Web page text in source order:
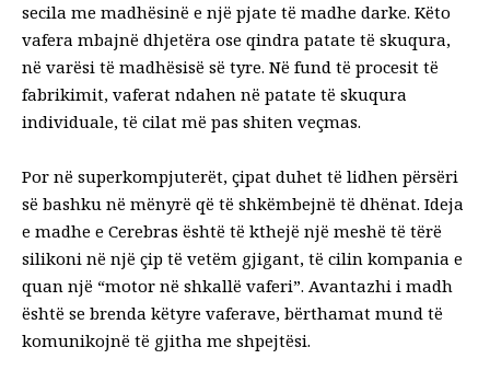
secila me madhësinë e një pjate të madhe darke. Këto
vafera mbajnë dhjetëra ose qindra patate të skuqura,
në varësi të madhësisë së tyre. Në fund të procesit të
fabrikimit, vaferat ndahen në patate të skuqura
individuale, të cilat më pas shiten veçmas.
Por në superkompjuterët, çipat duhet të lidhen përsëri
së bashku në mënyrë që të shkëmbejnë të dhënat. Ideja
e madhe e Cerebras është të kthejë një meshë të tërë
silikoni në një çip të vetëm gjigant, të cilin kompania e
quan një “motor në shkallë vaferi”. Avantazhi i madh
është se brenda këtyre vaferave, bërthamat mund të
komunikojnë të gjitha me shpejtësi.